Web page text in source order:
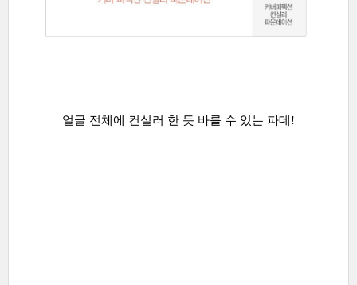
얼굴 전체에 컨실러 한 듯 바를 수 있는 파데!